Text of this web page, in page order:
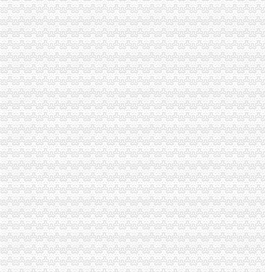
渝北局工商登记窗口2010年连续12个月被评为“优秀窗口”重庆海关在哪里
市重庆海关注册消委会召开座谈会谋划2011年工作
市海关报关登记证书综办到市局检查指导平安建设和综工作
綦江局海关报关登记证书三举措深入助推微型企业发展
市重庆海关注册登记局发挥外资登记职能大力推进内陆开放高地建设
波局长、海关报关注册登记证书单衍华副局长赴万州区铁峰乡看望问困难群众
2010年重庆市海关报关注册登记证书流通领域烟花竹商品质量监测况
市重庆海关在哪里工商局等部门将继续加媒体广告监管
垫江县精心谋划2011年微型企业发展工作
巫溪局城厢一所“五方面”重庆海关注册登记积扶持返乡农民工再就业
市海关报关登记证书工商局市个协会召开新春座谈会